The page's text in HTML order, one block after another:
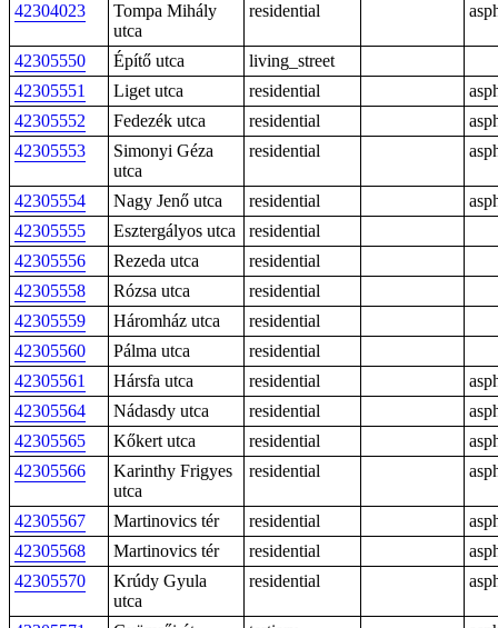
42304023
Tompa Mihály
utca
residential
42305550 Építő utca
living_street
42305551
Liget utca residential
42305552
Fedezék utca residential
42305553
Simonyi Géza
utca
residential
42305554 Nagy Jenő utca residential
42305555
Esztergályos utca
residential
42305556
Rezeda utca
residential
42305558
Rózsa utca
residential
42305559
Háromház utca
residential
42305560
Pálma utca
residential
42305561
Hársfa utca residential
42305564
Nádasdy utca residential
42305565
Kőkert utca residential
42305566
Karinthy Frigyes
utca
residential
42305567 Martinovics tér residential
42305568
Martinovics tér residential
42305570
Krúdy Gyula
utca
residential